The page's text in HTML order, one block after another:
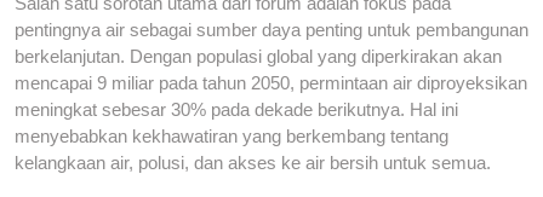
pentingnya air sebagai sumber daya penting untuk pembangunan
berkelanjutan. Dengan populasi global yang diperkirakan akan
mencapai 9 miliar pada tahun 2050, permintaan air diproyeksikan
meningkat sebesar 30% pada dekade berikutnya. Hal ini
menyebabkan kekhawatiran yang berkembang tentang
kelangkaan air, polusi, dan akses ke air bersih untuk semua.